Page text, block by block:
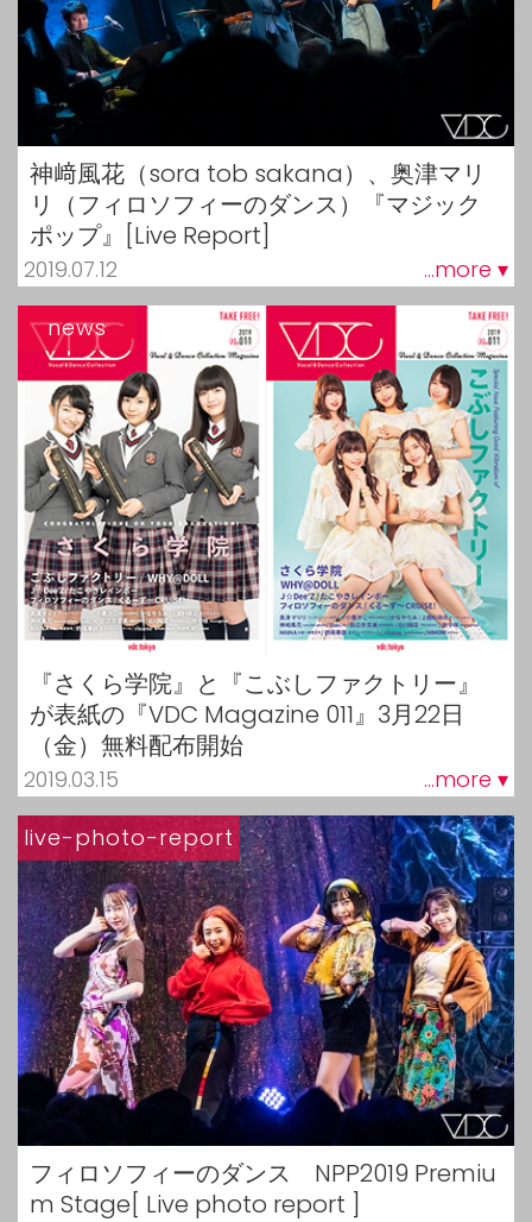
神﨑風花（sora tob sakana）、奥津マリ
リ（フィロソフィーのダンス）『マジック
ポップ』[Live Report]
2019.07.12 ...more ▾
『さくら学院』と『こぶしファクトリー』
が表紙の『VDC Magazine 011』3月22日
（金）無料配布開始
2019.03.15 ...more ▾
news
フィロソフィーのダンス NPP2019 Premiu
m Stage[ Live photo report ]
live-photo-report